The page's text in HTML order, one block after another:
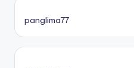
panglima77